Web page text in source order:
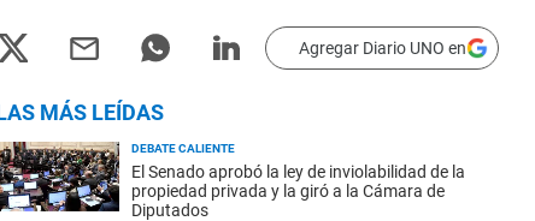
Agregar Diario UNO en
MÁS LEÍDAS
DEBATE CALIENTE
El Senado aprobó la ley de inviolabilidad de la
propiedad privada y la giró a la Cámara de
Diputados